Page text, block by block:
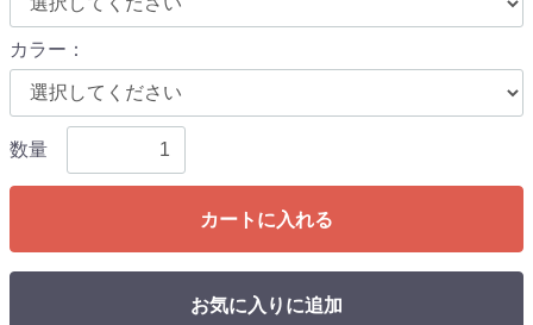
カラー ：
数量
カートに入れる
お気に入りに追加